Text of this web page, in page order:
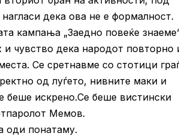
дека ова не е формалност.
кампања „Заедно повеќе
чувство дека народот повторно
Се сретнавме со стотици
од луѓето, нивните маки и
беше искрено.Се беше вистински
Мемов.
оди понатаму.